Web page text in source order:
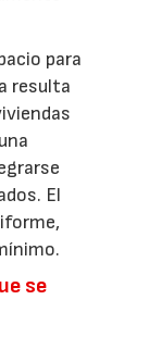
para
resulta
El
se